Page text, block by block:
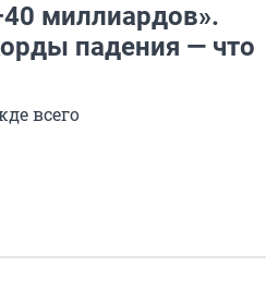
миллиардов».
падения — что
всего